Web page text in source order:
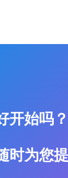
开始吗？
时为您